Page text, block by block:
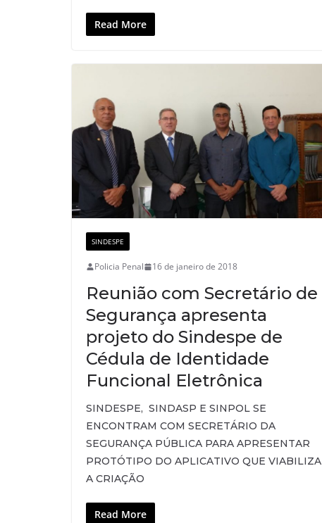
Read More
SINDESPE
Policia Penal 16 de janeiro de 2018
Reunião com Secretário de
Segurança apresenta
projeto do Sindespe de
Cédula de Identidade
Funcional Eletrônica
SINDESPE, SINDASP E SINPOL SE
ENCONTRAM COM SECRETÁRIO DA
SEGURANÇA PÚBLICA PARA APRESENTAR
PROTÓTIPO DO APLICATIVO QUE VIABILIZA
A CRIAÇÃO
Read More